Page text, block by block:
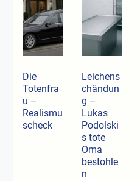
Die
Totenfra
u –
Realismu
scheck
Leichens
chändun
g –
Lukas
Podolski
s tote
Oma
bestohle
n